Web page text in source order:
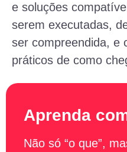
e soluções
serem executadas,
ser compreendida, e
práticos de como
Aprenda
Não só “o que”,